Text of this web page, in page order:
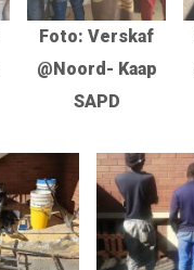
Foto: Verskaf
@Noord- Kaap
SAPD